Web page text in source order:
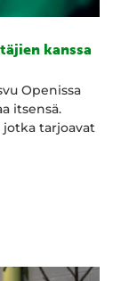
kanssa
Openissa
itsensä.
tarjoavat